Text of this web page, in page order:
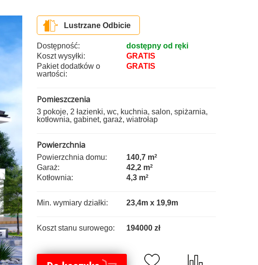
Lustrzane Odbicie
Dostępność:
dostępny od ręki
Koszt wysyłki:
GRATIS
Pakiet dodatków o
wartości:
GRATIS
Pomieszczenia
3 pokoje, 2 łazienki, wc, kuchnia, salon, spiżarnia,
kotłownia, gabinet, garaż, wiatrołap
Powierzchnia
Powierzchnia domu: 140,7 m2
Garaż: 42,2 m2
Kotłownia: 4,3 m2
Min. wymiary działki: 23,4m x 19,9m
Koszt stanu surowego: 194000 zł